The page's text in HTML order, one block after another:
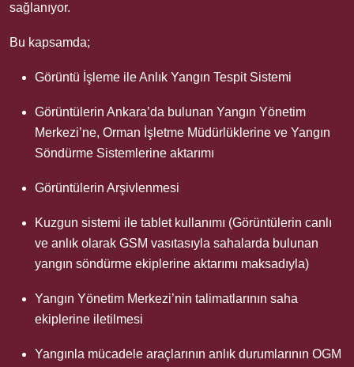
sağlanıyor.
Bu kapsamda;
Görüntü İşleme ile Anlık Yangın Tespit Sistemi
Görüntülerin Ankara’da bulunan Yangın Yönetim
Merkezi’ne, Orman İşletme Müdürlüklerine ve Yangın
Söndürme Sistemlerine aktarımı
Görüntülerin Arşivlenmesi
Kuzgun sistemi ile tablet kullanımı (Görüntülerin canlı
ve anlık olarak GSM vasıtasıyla sahalarda bulunan
yangın söndürme ekiplerine aktarımı maksadıyla)
Yangın Yönetim Merkezi’nin talimatlarının saha
ekiplerine iletilmesi
Yangınla mücadele araçlarının anlık durumlarının OGM